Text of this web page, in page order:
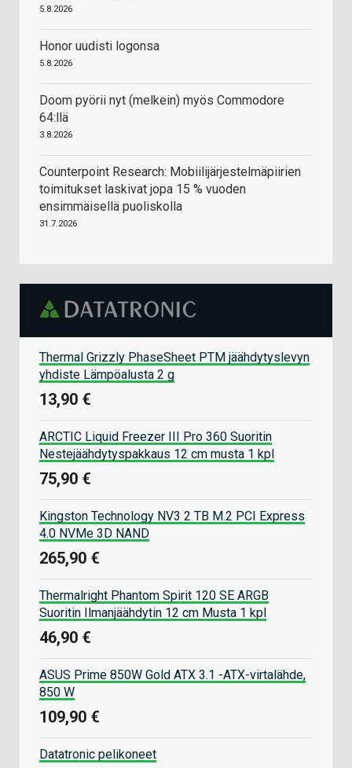
5.8.2026
Honor uudisti logonsa
5.8.2026
Doom pyörii nyt (melkein) myös Commodore
64:llä
3.8.2026
Counterpoint Research: Mobiilijärjestelmäpiirien
toimitukset laskivat jopa 15 % vuoden
ensimmäisellä puoliskolla
31.7.2026
Thermal Grizzly PhaseSheet PTM jäähdytyslevyn
yhdiste Lämpöalusta 2 g
13,90 €
ARCTIC Liquid Freezer III Pro 360 Suoritin
Nestejäähdytyspakkaus 12 cm musta 1 kpl
75,90 €
Kingston Technology NV3 2 TB M.2 PCI Express
4.0 NVMe 3D NAND
265,90 €
Thermalright Phantom Spirit 120 SE ARGB
Suoritin Ilmanjäähdytin 12 cm Musta 1 kpl
46,90 €
ASUS Prime 850W Gold ATX 3.1 -ATX-virtalähde,
850 W
109,90 €
Datatronic pelikoneet